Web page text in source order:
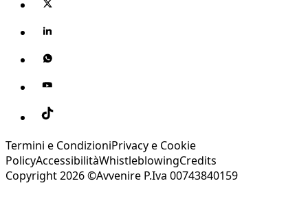
Termini e CondizioniPrivacy e Cookie
PolicyAccessibilitàWhistleblowingCredits
Copyright 2026 ©Avvenire P.Iva 00743840159